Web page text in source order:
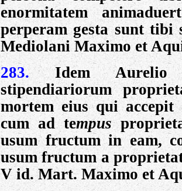
enormitatem
perperam gesta sunt
Mediolani Maximo et
283.
Idem
stipendiariorum
mortemeius qui
cum ad tempus
usum fructum in eam,
usum fructum a
V id.Mart. Maximo et